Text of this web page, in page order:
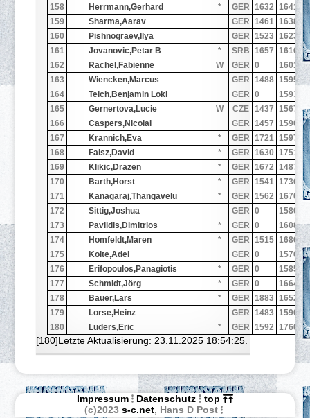
158
Herrmann,Gerhard * GER 1632 1641
159
Sharma,Aarav GER 1461 1638
160
Pishnograev,Ilya GER 1523 1623
161
Jovanovic,Petar B * SRB 1657 1616
162
Rachel,Fabienne W GER 0 1601
163
Wiencken,Marcus GER 1488 1595
164
Teich,Benjamin Loki GER 0 1593
165
Gernertova,Lucie W CZE 1437 1567
166
Caspers,Nicolai GER 1457 1590
167
Krannich,Eva * GER 1721 1597
168
Faisz,David * GER 1630 1751
169
Klikic,Drazen * GER 1672 1487
170
Barth,Horst * GER 1541 1736
171
Kanagaraj,Thangavelu * GER 1562 1670
172
Sittig,Joshua GER 0 1580
173
Pavlidis,Dimitrios * GER 0 1608
174
Homfeldt,Maren * GER 1515 1686
175
Kolte,Adel GER 0 1576
176
Erifopoulos,Panagiotis * GER 0 1585
177
Schmidt,Jörg * GER 0 1664
178
Bauer,Lars * GER 1883 1652
179
Lorse,Heinz GER 1483 1590
180
Lüders,Eric * GER 1592 1760
[180]Letzte Aktualisierung: 23.11.2025 18:54:25.
Impressum Datenschutz
top
(c)2023 s-c.net, Hans D Post